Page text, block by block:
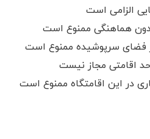
الزامی است
هماهنگی ممنوع است
فضای سرپوشیده ممنوع است
اقامتی مجاز نیست
در این اقامتگاه ممنوع است